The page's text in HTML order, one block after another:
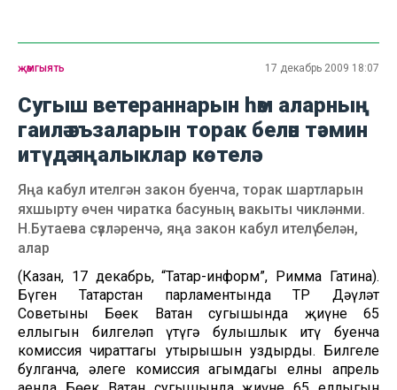
җәмгыять 17 декабрь 2009 18:07
Сугыш ветераннарын һәм аларның
гаилә әгъзаларын торак белән тәэмин
итүдә яңалыклар көтелә
Яңа кабул ителгән закон буенча, торак шартларын
яхшырту өчен чиратка басуның вакыты чикләнми.
Н.Бутаева сүзләренчә, яңа закон кабул ителү белән,
алар
(Казан, 17 декабрь, “Татар-информ”, Римма Гатина).
Бүген Татарстан парламентында ТР Дәүләт
Советының Бөек Ватан сугышында җиңүнең 65
еллыгын билгеләп үтүгә булышлык итү буенча
комиссия чираттагы утырышын уздырды. Билгеле
булганча, әлеге комиссия агымдагы елның апрель